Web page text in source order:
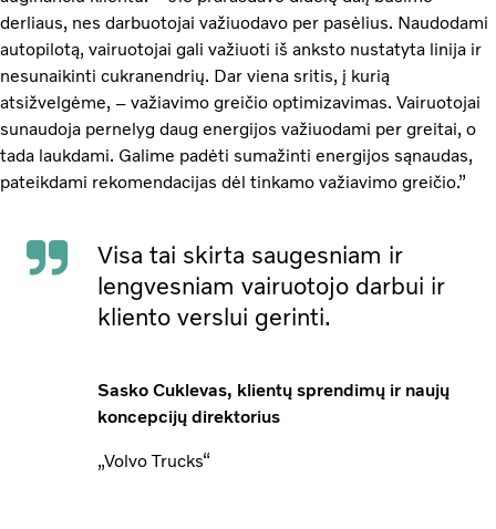
derliaus, nes darbuotojai važiuodavo per pasėlius. Naudodami
autopilotą, vairuotojai gali važiuoti iš anksto nustatyta linija ir
nesunaikinti cukranendrių. Dar viena sritis, į kurią
atsižvelgėme, – važiavimo greičio optimizavimas. Vairuotojai
sunaudoja pernelyg daug energijos važiuodami per greitai, o
tada laukdami. Galime padėti sumažinti energijos sąnaudas,
pateikdami rekomendacijas dėl tinkamo važiavimo greičio.”
Visa tai skirta saugesniam ir
lengvesniam vairuotojo darbui ir
kliento verslui gerinti.
Sasko Cuklevas, klientų sprendimų ir naujų
koncepcijų direktorius
„Volvo Trucks“